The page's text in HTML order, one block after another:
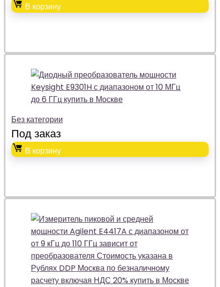
В корзину
Без категории
Под заказ
В корзину